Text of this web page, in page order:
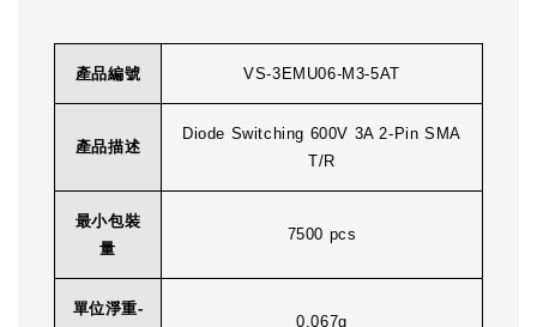
產品編號 VS-3EMU06-M3-5AT
產品描述
Diode Switching 600V 3A 2-Pin SMA
T/R
最小包裝
量
7500 pcs
單位淨重-
0.067g